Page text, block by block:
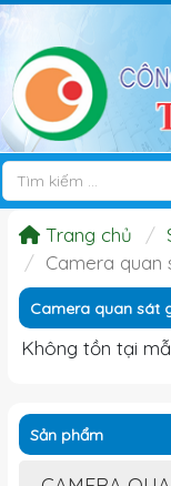
Trang chủ
Camera quan
Camera quan sát
Không tồn tại
Sản phẩm